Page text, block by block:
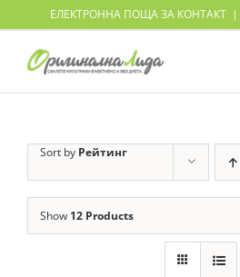
ЕЛЕКТРОННА ПОЩА ЗА КОНТАКТ |
Sort by Рейтинг
Show 12 Products